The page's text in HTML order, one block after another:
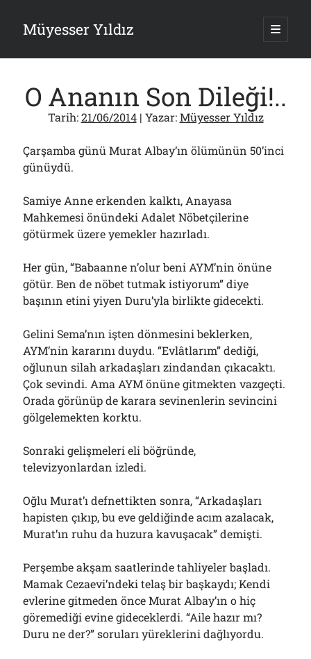
Müyesser Yıldız ana
Yan
Menü
Son Yazılar
Gazi’den Milletvekillerine Kurşun Gibi Sözler!..
07/08/2026
Türkiye 2.0’a Gidiş!..
15 Temmuz Soruları… Nasuh Mahruki’nin “Suçu”!..
03/08/2026
Er Gaziler 20 Gün Sonra Gelen MSB Heyetine Böyle İsyan Etti:“Bizi
Teröristlere G……yle Güldürdünüz”
Arşivler
Arşivler
O Ananın Son Dileği!..
Tarih:21/06/2014| Yazar:Müyesser Yıldız
Çarşamba günü Murat Albay’ın ölümünün 50’inci
günüydü.
Samiye Anne erkenden kalktı, Anayasa
Mahkemesi önündeki Adalet Nöbetçilerine
götürmek üzere yemekler hazırladı.
Her gün, “Babaanne n’olur beni AYM’nin önüne
götür. Ben de nöbet tutmak istiyorum” diye
başının etini yiyen Duru’yla birlikte gidecekti.
Gelini Sema’nın işten dönmesini beklerken,
AYM’nin kararını duydu. “Evlâtlarım” dediği,
oğlunun silah arkadaşları zindandan çıkacaktı.
Çok sevindi. Ama AYM önüne gitmekten vazgeçti.
Orada görünüp de karara sevinenlerin sevincini
gölgelemekten korktu.
Sonraki gelişmeleri eli böğründe,
televizyonlardan izledi.
Oğlu Murat’ı defnettikten sonra, “Arkadaşları
hapisten çıkıp, bu eve geldiğinde acım azalacak,
Murat’ın ruhu da huzura kavuşacak” demişti.
Perşembe akşam saatlerinde tahliyeler başladı.
Mamak Cezaevi’ndeki telaş bir başkaydı; Kendi
evlerine gitmeden önce Murat Albay’ın o hiç
göremediği evine gideceklerdi. “Aile hazır mı?
Duru ne der?” soruları yüreklerini dağlıyordu.